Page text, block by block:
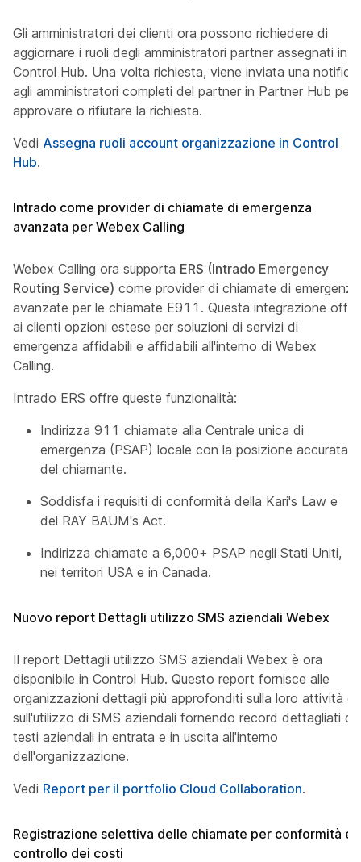
Gli amministratori dei clienti ora possono richiedere di
aggiornare i ruoli degli amministratori partner assegnati in
Control Hub. Una volta richiesta, viene inviata una notifica
agli amministratori completi del partner in Partner Hub per
approvare o rifiutare la richiesta.
Vedi Assegna ruoli account organizzazione in Control
Hub.
Intrado come provider di chiamate di emergenza
avanzata per Webex Calling
Webex Calling ora supporta ERS (Intrado Emergency
Routing Service) come provider di chiamate di emergenza
avanzate per le chiamate E911. Questa integrazione offre
ai clienti opzioni estese per soluzioni di servizi di
emergenza affidabili e affidabili all'interno di Webex
Calling.
Intrado ERS offre queste funzionalità:
Indirizza 911 chiamate alla Centrale unica di
emergenza (PSAP) locale con la posizione accurata
del chiamante.
Soddisfa i requisiti di conformità della Kari's Law e
del RAY BAUM's Act.
Indirizza chiamate a 6,000+ PSAP negli Stati Uniti,
nei territori USA e in Canada.
Nuovo report Dettagli utilizzo SMS aziendali Webex
Il report Dettagli utilizzo SMS aziendali Webex è ora
disponibile in Control Hub. Questo report fornisce alle
organizzazioni dettagli più approfonditi sulla loro attività e
sull'utilizzo di SMS aziendali fornendo record dettagliati di
testi aziendali in entrata e in uscita all'interno
dell'organizzazione.
Vedi Report per il portfolio Cloud Collaboration.
Registrazione selettiva delle chiamate per conformità e
controllo dei costi